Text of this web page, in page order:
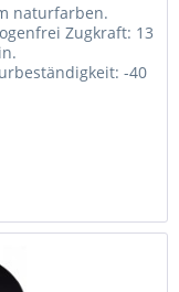
naturfarben.
Zugkraft: 13
-40